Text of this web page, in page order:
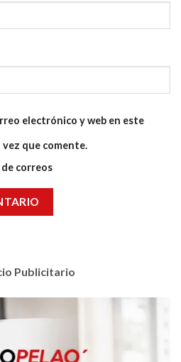
electrónico y web en este
que comente.
correos
Publicitario